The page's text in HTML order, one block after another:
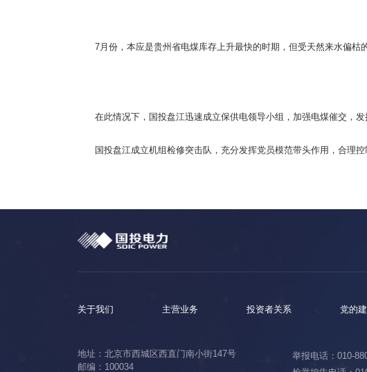
7月份，本应是贵州省电煤库存上升最快的时期，但受天然来水偏枯
在此情况下，国投盘江迅速成立保供电领导小组，加强电煤催交，
国投盘江成立机组检修突击队，充分发挥党员模范带头作用，合理
关于我们 主营业务 投资者关系 党的
地址：北京市西城区西直门南小街147号
邮编：100034
举报电话：010-